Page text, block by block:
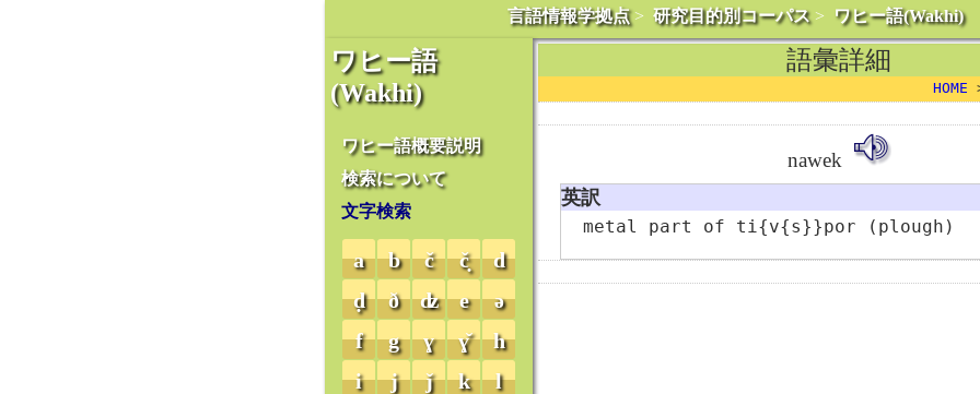
言語情報学拠点> 研究目的別コーパス> ワヒー語(Wakhi)
ワヒー語
(Wakhi)
ワヒー語概要説明
検索について
文字検索
a b č č̣
d
ḍ
ð ʣ e
ə
f
g ɣ ɣ̌
h
i
j ǰ k
l
語彙詳細
HOME
nawek
英訳
metal part of ti{v{s}}por (plough)